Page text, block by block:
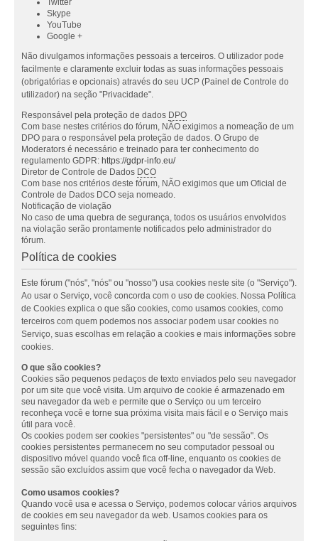
Twitter
Skype
YouTube
Google +
Não divulgamos informações pessoais a terceiros. O utilizador pode
facilmente e claramente excluir todas as suas informações pessoais
(obrigatórias e opcionais) através do seu UCP (Painel de Controle do
utilizador) na seção "Privacidade".
Responsável pela proteção de dados DPO
Com base nestes critérios do fórum, NÃO exigimos a nomeação de um
DPO para o responsável pela proteção de dados. O Grupo de
Moderators é necessário e treinado para ter conhecimento do
regulamento GDPR: https://gdpr-info.eu/
Diretor de Controle de Dados DCO
Com base nos critérios deste fórum, NÃO exigimos que um Oficial de
Controle de Dados DCO seja nomeado.
Notificação de violação
No caso de uma quebra de segurança, todos os usuários envolvidos
na violação serão prontamente notificados pelo administrador do
fórum.
Política de cookies
Este fórum ("nós", "nós" ou "nosso") usa cookies neste site (o "Serviço").
Ao usar o Serviço, você concorda com o uso de cookies. Nossa Política
de Cookies explica o que são cookies, como usamos cookies, como
terceiros com quem podemos nos associar podem usar cookies no
Serviço, suas escolhas em relação a cookies e mais informações sobre
cookies.
O que são cookies?
Cookies são pequenos pedaços de texto enviados pelo seu navegador
por um site que você visita. Um arquivo de cookie é armazenado em
seu navegador da web e permite que o Serviço ou um terceiro
reconheça você e torne sua próxima visita mais fácil e o Serviço mais
útil para você.
Os cookies podem ser cookies "persistentes" ou "de sessão". Os
cookies persistentes permanecem no seu computador pessoal ou
dispositivo móvel quando você fica off-line, enquanto os cookies de
sessão são excluídos assim que você fecha o navegador da Web.
Como usamos cookies?
Quando você usa e acessa o Serviço, podemos colocar vários arquivos
de cookies em seu navegador da web. Usamos cookies para os
seguintes fins: